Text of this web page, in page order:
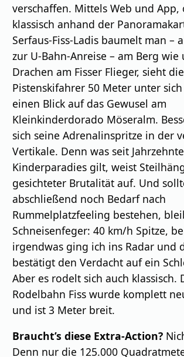
verschaffen. Mittels Web und App,
klassisch anhand der
Serfaus-Fiss-Ladis baumelt man –
zur U-Bahn-Anreise – am Berg
Drachen am Fisser Flieger, sieht die
Pistenskifahrer 50 Meter unter
einen Blick auf das Gewusel am
Kleinkinderdorado Möseralm.
sich seine Adrenalinspritze in der
Vertikale. Denn was seit
Kinderparadies gilt, weist
gesichteter Brutalität auf. Und
abschließend noch Bedarf nach
Rummelplatzfeeling bestehen,
Schneisenfeger: 40 km/h Spitze,
irgendwas ging ich ins Radar und
bestätigt den Verdacht auf ein
Aber es rodelt sich auch klassisch.
Rodelbahn Fiss wurde komplett
und ist 3 Meter breit.
Braucht’s diese Extra-Action?
Denn nur die 125.000